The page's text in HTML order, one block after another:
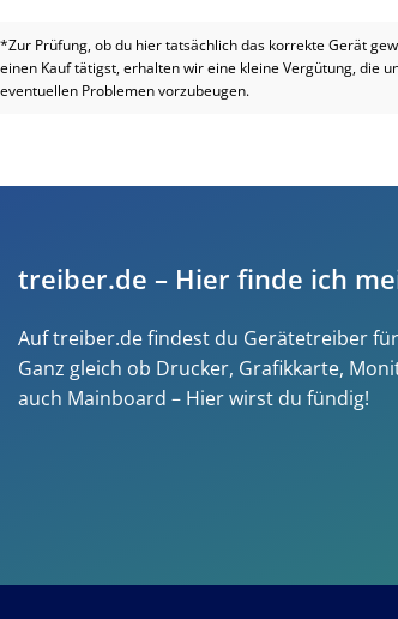
*Zur Prüfung, ob du hier tatsächlich das korrekte Gerät
einen Kauf tätigst, erhalten wir eine kleine Vergütung, die
eventuellen Problemen vorzubeugen.
treiber.de – Hier finde ich
Auf treiber.de findest du Gerätetreiber
Ganz gleich ob Drucker, Grafikkarte,
auch Mainboard – Hier wirst du fündig!